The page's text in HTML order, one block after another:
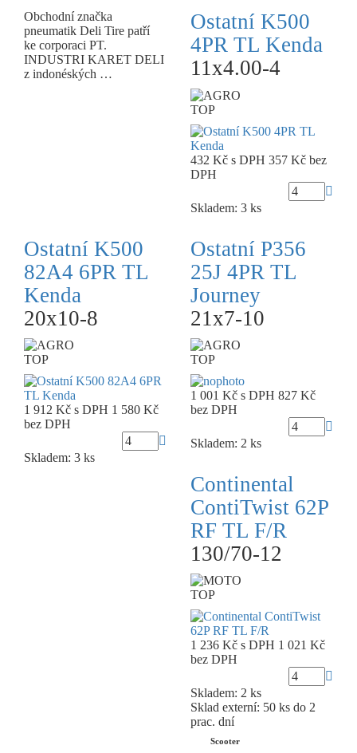
Obchodní značka
pneumatik Deli Tire patří
ke corporaci PT.
INDUSTRI KARET DELI
z indonéských …
Ostatní K500
4PR TL Kenda
11x4.00-4
TOP
432 Kč s DPH 357 Kč bez
DPH
Skladem: 3 ks
Ostatní K500
82A4 6PR TL
Kenda
20x10-8
TOP
1 912 Kč s DPH 1 580 Kč
bez DPH
Skladem: 3 ks
Ostatní P356
25J 4PR TL
Journey
21x7-10
TOP
1 001 Kč s DPH 827 Kč
bez DPH
Skladem: 2 ks
Continental
ContiTwist 62P
RF TL F/R
130/70-12
TOP
1 236 Kč s DPH 1 021 Kč
bez DPH
Skladem: 2 ks
Sklad externí: 50 ks do 2
prac. dní
Scooter